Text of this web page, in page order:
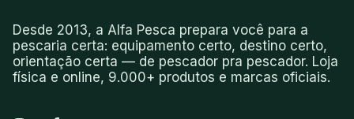
Desde 2013, a Alfa Pesca prepara você para a
pescaria certa: equipamento certo, destino certo,
orientação certa — de pescador pra pescador. Loja
física e online, 9.000+ produtos e marcas oficiais.